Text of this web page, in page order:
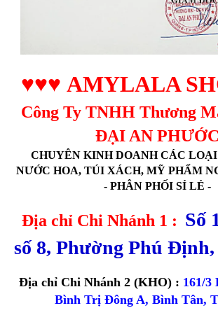
♥♥♥ AMYLALA
Công Ty TNHH Thương
ĐẠI AN PHƯỚC
CHUYÊN KINH DOANH CÁC
NƯỚC HOA, TÚI XÁCH, MỸ PHẨM
- PHÂN PHỐI SỈ LẺ -
Địa chỉ Chi Nhánh 1 : Số
số 8, Phường Phú
Địa chỉ Chi Nhánh 2 (KHO) : 161/
Bình Trị Đông A, Bình Tân,